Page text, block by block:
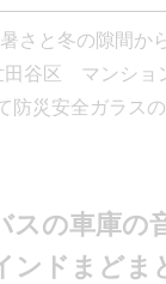
さと冬の隙間
谷区 マンショ
防災安全ガラスの
スの車庫の
ンドまど